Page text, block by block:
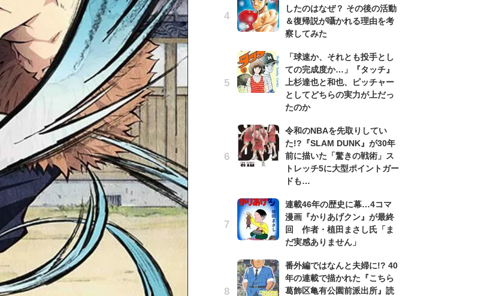
したのはなぜ？ その後の活動
＆復帰説が囁かれる理由を考
察してみた
「球速か、それとも投手とし
ての完成度か…」『タッチ』
上杉達也と和也、ピッチャー
としてどちらの実力が上だっ
たのか
令和のNBAを先取りしてい
た!?『SLAM DUNK』が30年
前に描いた「驚きの戦術」ス
トレッチ5に大型ポイントガー
ドも…
連載46年の歴史に幕…4コマ
漫画『かりあげクン』が最終
回 作者・植田まさし氏「ま
だ実感ありません」
番外編ではなんと夫婦に!? 40
年の連載で描かれた『こちら
葛飾区亀有公園前派出所』読